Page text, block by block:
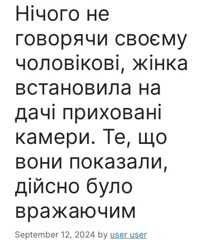
Нічого не
говорячи своєму
чоловікові, жінка
встановила на
дачі приховані
камери. Те, що
вони показали,
дійсно було
вражаючим
September 12, 2024 by user user